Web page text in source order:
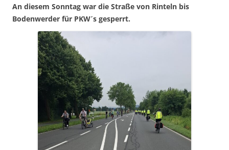
An diesem Sonntag war die Straße von Rinteln bis
Bodenwerder für PKW´s gesperrt.